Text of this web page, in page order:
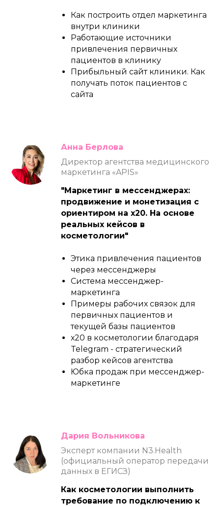
Как построить отдел маркетинга
внутри клиники
Работающие источники
привлечения первичных
пациентов в клинику
Прибыльный сайт клиники. Как
получать поток пациентов с
сайта
Анна Берлова
Директор агентства медицинского
маркетинга «APIS»
"Маркетинг в мессенджерах:
продвижение и монетизация с
ориентиром на х20. На основе
реальных кейсов в
косметологии"
Этика привлечения пациентов
через мессенджеры
Система мессенджер-
маркетинга
Примеры рабочих связок для
первичных пациентов и
текущей базы пациентов
х20 в косметологии благодаря
Telegram - стратегический
разбор кейсов агентства
Юбка продаж при мессенджер-
маркетинге
Дария Вольникова
Эксперт компании N3.Health
(официальный оператор передачи
данных в ЕГИСЗ)
Как косметологии выполнить
требование по подключению к